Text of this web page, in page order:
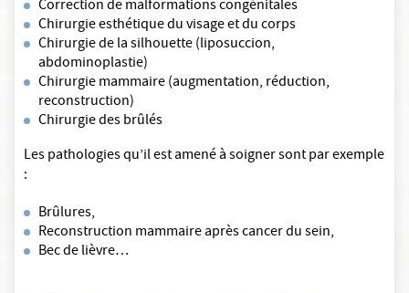
Correction de malformations congénitales
Chirurgie esthétique du visage et du corps
Chirurgie de la silhouette (liposuccion,
abdominoplastie)
Chirurgie mammaire (augmentation, réduction,
reconstruction)
Chirurgie des brûlés
Les pathologies qu’il est amené à soigner sont par exemple
:
Brûlures,
Reconstruction mammaire après cancer du sein,
Bec de lièvre…